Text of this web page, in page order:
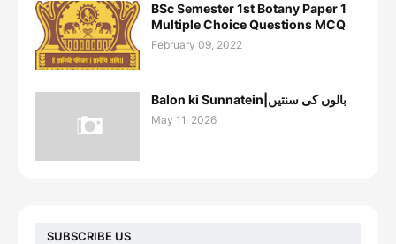
BSc Semester 1st Botany Paper 1
Multiple Choice Questions MCQ
February 09, 2022
Balon ki Sunnatein|بالوں کی سنتیں
May 11, 2026
SUBSCRIBE US